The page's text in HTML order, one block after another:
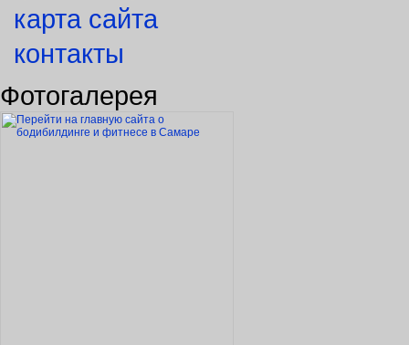
карта сайта
контакты
Фотогалерея